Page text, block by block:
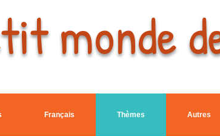
monde
Français Thèmes Autres